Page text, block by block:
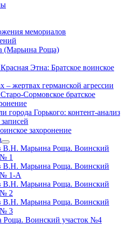
мемориалов
(Марьина Роща)
Этна: Братское воинское
– жертвах германской агрессии
Сормовское братское
города Горького: контент-анализ
захоронение
открыть
меню
В.Н. Марьина Роща. Воинский
1
В.Н. Марьина Роща. Воинский
№ 1-А
В.Н. Марьина Роща. Воинский
№ 2
В.Н. Марьина Роща. Воинский
№ 3
Роща. Воинский участок №4